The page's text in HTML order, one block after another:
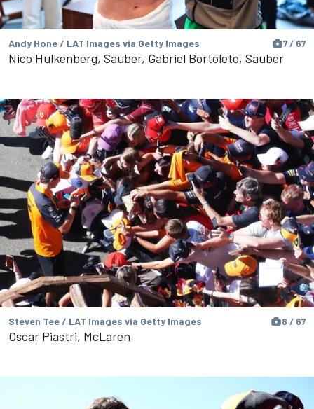
Andy Hone / LAT Images via Getty Images 7 / 67
Nico Hulkenberg, Sauber, Gabriel Bortoleto, Sauber
Steven Tee / LAT Images via Getty Images 8 / 67
Oscar Piastri, McLaren